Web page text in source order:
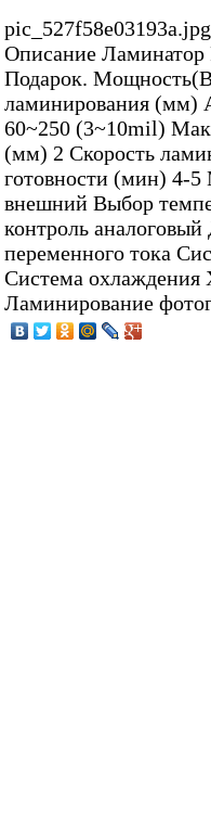
pic_527f58e03193a.jpg
Описание Ламинатор
Подарок.
ламинирования (мм)
60~250 (3~10mil)
(мм) 2 Скорость
готовности (мин) 4-5
внешний Выбор
контроль
переменного тока
Система охлаждения
Ламинирование